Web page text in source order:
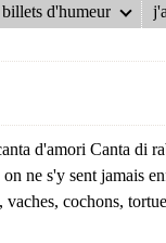
billets d'humeur
d'amori Canta di
ne s'y sent jamais
cochons,